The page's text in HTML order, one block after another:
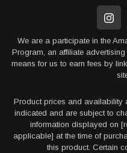
We are a participate in the
Program, an affiliate
means for us to earn fees by
Product prices and availability
indicated and are subject to
information displayed on
applicable] at the time of
this product. Certain